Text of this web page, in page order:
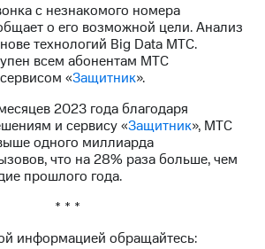
с незнакомого номера
о его возможной цели. Анализ
технологий Big Data МТС.
всем абонентам МТС
«Защитник».
2023 года благодаря
и сервису «Защитник», МТС
одного миллиарда
что на 28% раза больше, чем
прошлого года.
* * *
информацией обращайтесь: